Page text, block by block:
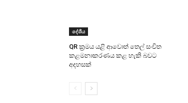
දේශීය
QR ක්‍රමය යළි ආවොත් තෙල් සංචිත
කළමනාකරණය කළ හැකි බවට
අදහසක්